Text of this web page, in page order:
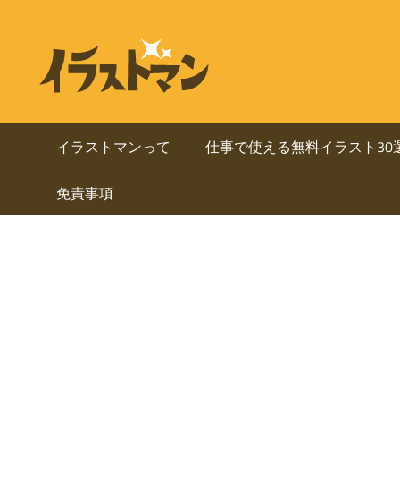
ッ
ネ
ラ
ス
イラストマンって 仕事で使える無料イラスト30
免責事項